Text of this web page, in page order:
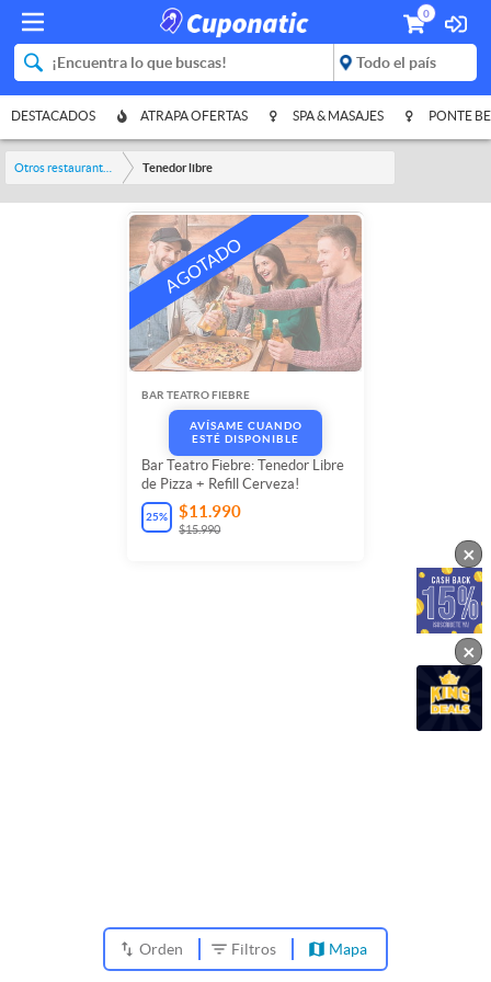
0
DESTACADOS ATRAPA OFERTAS SPA & MASAJES PONTE
Tenedor libre
BAR TEATRO FIEBRE
AVÍSAME CUANDO
ESTÉ DISPONIBLE
Bar Teatro Fiebre: Tenedor Libre
de Pizza + Refill Cerveza!
25% $11.990
$15.990
Orden Filtros Mapa
×
×